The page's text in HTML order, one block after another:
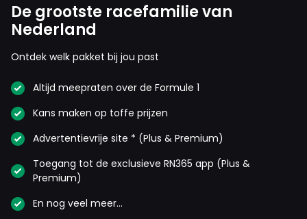
De grootste racefamilie van
Nederland
Ontdek welk pakket bij jou past
Altijd meepraten over de Formule 1
Kans maken op toffe prijzen
Advertentievrije site * (Plus & Premium)
Toegang tot de exclusieve RN365 app (Plus &
Premium)
En nog veel meer…